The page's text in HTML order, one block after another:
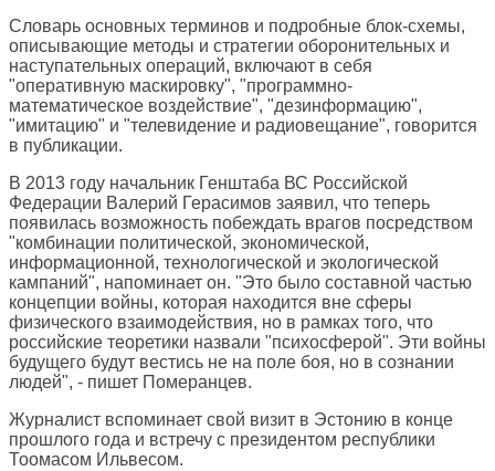
Словарь основных терминов и подробные блок-схемы,
описывающие методы и стратегии оборонительных и
наступательных операций, включают в себя
"оперативную маскировку", "программно-
математическое воздействие", "дезинформацию",
"имитацию" и "телевидение и радиовещание", говорится
в публикации.
В 2013 году начальник Генштаба ВС Российской
Федерации Валерий Герасимов заявил, что теперь
появилась возможность побеждать врагов посредством
"комбинации политической, экономической,
информационной, технологической и экологической
кампаний", напоминает он. "Это было составной частью
концепции войны, которая находится вне сферы
физического взаимодействия, но в рамках того, что
российские теоретики назвали "психосферой". Эти войны
будущего будут вестись не на поле боя, но в сознании
людей", - пишет Померанцев.
Журналист вспоминает свой визит в Эстонию в конце
прошлого года и встречу с президентом республики
Тоомасом Ильвесом.